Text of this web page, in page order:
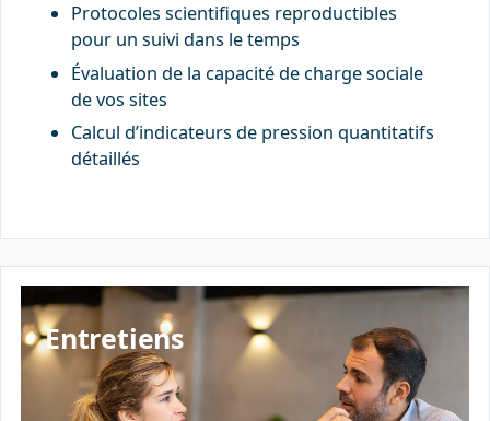
Protocoles scientifiques reproductibles
pour un suivi dans le temps
Évaluation de la capacité de charge sociale
de vos sites
Calcul d’indicateurs de pression quantitatifs
détaillés
Entretiens